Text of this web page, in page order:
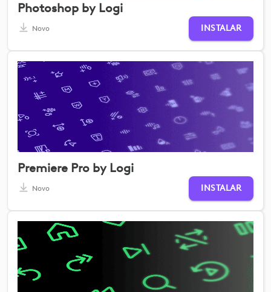
Photoshop by Logi
Novo INSTALAR
Premiere Pro by Logi
Novo INSTALAR